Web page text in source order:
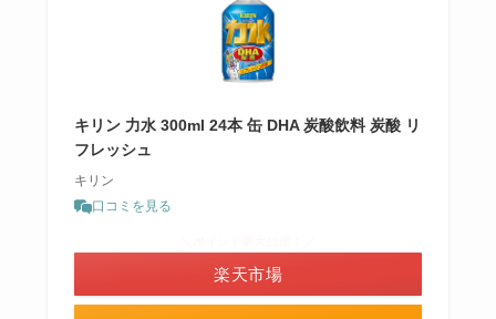
キリン 力水 300ml 24本 缶 DHA 炭酸飲料 炭酸 リ
フレッシュ
キリン
口コミを見る
楽天市場